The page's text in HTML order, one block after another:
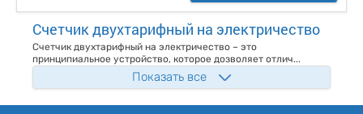
Счетчик двухтарифный на электричество
Счетчик двухтарифный на электричество – это
принципиальное устройство, которое дозволяет отлич...
Показать все